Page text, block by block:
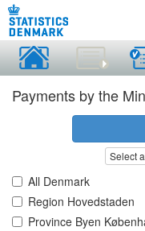
Payments by the
Select
All Denmark
Region Hovedstaden
Province Byen